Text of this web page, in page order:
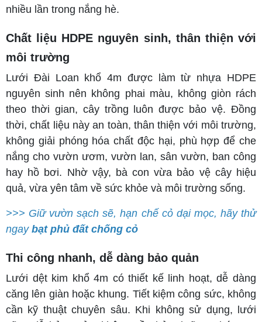
nhiều lần trong nắng hè.
Chất liệu HDPE nguyên sinh, thân thiện với
môi trường
Lưới Đài Loan khổ 4m được làm từ nhựa HDPE
nguyên sinh nên không phai màu, không giòn rách
theo thời gian, cây trồng luôn được bảo vệ. Đồng
thời, chất liệu này an toàn, thân thiện với môi trường,
không giải phóng hóa chất độc hại, phù hợp để che
nắng cho vườn ươm, vườn lan, sân vườn, ban công
hay hồ bơi. Nhờ vậy, bà con vừa bảo vệ cây hiệu
quả, vừa yên tâm về sức khỏe và môi trường sống.
>>> Giữ vườn sạch sẽ, hạn chế cỏ dại mọc, hãy thử
ngay bạt phủ đất chống cỏ
Thi công nhanh, dễ dàng bảo quản
Lưới dệt kim khổ 4m có thiết kế linh hoạt, dễ dàng
căng lên giàn hoặc khung. Tiết kiệm công sức, không
cần kỹ thuật chuyên sâu. Khi không sử dụng, lưới